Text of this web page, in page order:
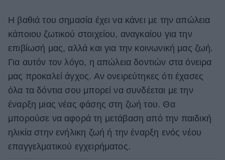
Η βαθιά του σημασία έχει να κάνει με την απώλεια
κάποιου ζωτικού στοιχείου, αναγκαίου για την
επιβίωσή μας, αλλά και για την κοινωνική μας ζωή.
Για αυτόν τον λόγο, η απώλεια δοντιών στα όνειρα
μας προκαλεί άγχος. Αν ονειρεύτηκες ότι έχασες
όλα τα δόντια σου μπορεί να συνδέεται με την
έναρξη μιας νέας φάσης στη ζωή του. Θα
μπορούσε να αφορά τη μετάβαση από την παιδική
ηλικία στην ενήλικη ζωή ή την έναρξη ενός νέου
επαγγελματικού εγχειρήματος.